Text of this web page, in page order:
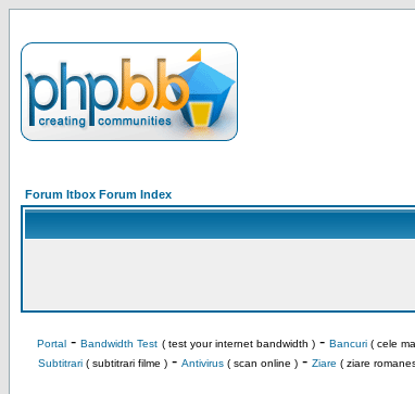
Forum Itbox Forum Index
Portal- Bandwidth Test ( test your internet bandwidth )- Bancuri( cele
Subtitrari( subtitrari filme )- Antivirus( scan online )- Ziare ( ziare